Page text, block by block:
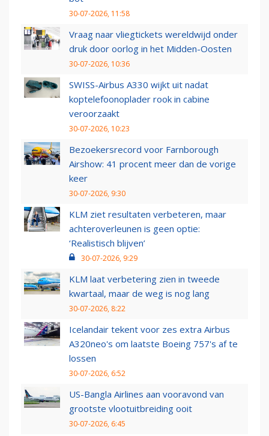
30-07-2026, 11:58
Vraag naar vliegtickets wereldwijd onder
druk door oorlog in het Midden-Oosten
30-07-2026, 10:36
SWISS-Airbus A330 wijkt uit nadat
koptelefoonoplader rook in cabine
veroorzaakt
30-07-2026, 10:23
Bezoekersrecord voor Farnborough
Airshow: 41 procent meer dan de vorige
keer
30-07-2026, 9:30
KLM ziet resultaten verbeteren, maar
achteroverleunen is geen optie:
‘Realistisch blijven’
30-07-2026, 9:29
KLM laat verbetering zien in tweede
kwartaal, maar de weg is nog lang
30-07-2026, 8:22
Icelandair tekent voor zes extra Airbus
A320neo's om laatste Boeing 757's af te
lossen
30-07-2026, 6:52
US-Bangla Airlines aan vooravond van
grootste vlootuitbreiding ooit
30-07-2026, 6:45